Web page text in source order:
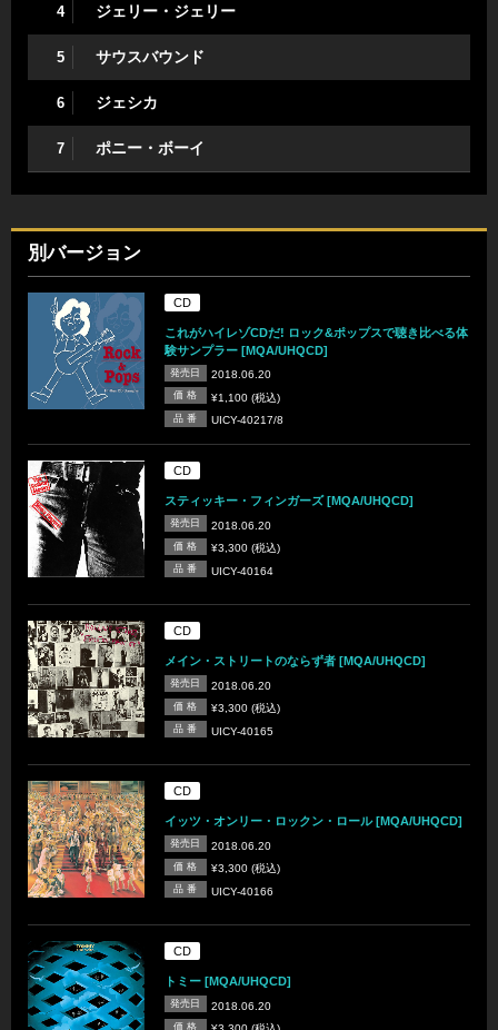
4 ジェリー・ジェリー
5 サウスバウンド
6 ジェシカ
7 ポニー・ボーイ
別バージョン
CD
これがハイレゾCDだ! ロック&ポップスで聴き比べる体
験サンプラー [MQA/UHQCD]
発売日 2018.06.20
価 格 ¥1,100 (税込)
品 番 UICY-40217/8
CD
スティッキー・フィンガーズ [MQA/UHQCD]
発売日 2018.06.20
価 格 ¥3,300 (税込)
品 番 UICY-40164
CD
メイン・ストリートのならず者 [MQA/UHQCD]
発売日 2018.06.20
価 格 ¥3,300 (税込)
品 番 UICY-40165
CD
イッツ・オンリー・ロックン・ロール [MQA/UHQCD]
発売日 2018.06.20
価 格 ¥3,300 (税込)
品 番 UICY-40166
CD
トミー [MQA/UHQCD]
発売日 2018.06.20
価 格